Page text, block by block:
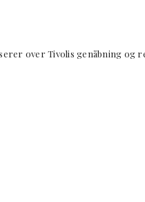
over Tivolis genåbning